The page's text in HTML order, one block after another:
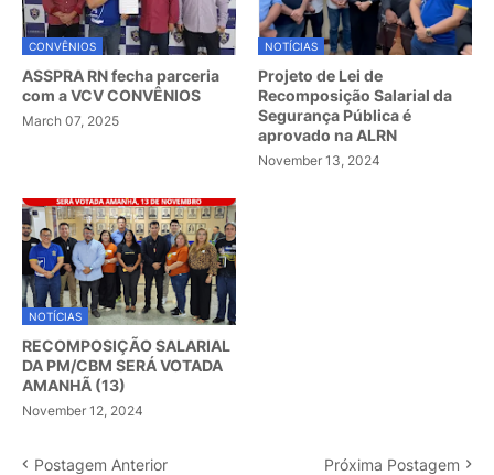
CONVÊNIOS
ASSPRA RN fecha parceria
com a VCV CONVÊNIOS
March 07, 2025
NOTÍCIAS
Projeto de Lei de
Recomposição Salarial da
Segurança Pública é
aprovado na ALRN
November 13, 2024
NOTÍCIAS
RECOMPOSIÇÃO SALARIAL
DA PM/CBM SERÁ VOTADA
AMANHÃ (13)
November 12, 2024
Postagem Anterior Próxima Postagem